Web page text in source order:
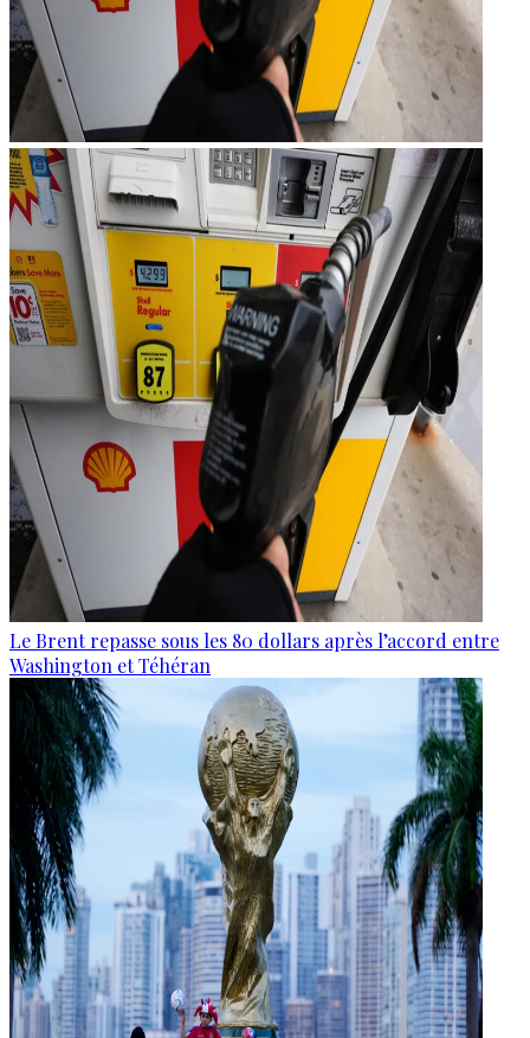
Le Brent repasse sous les 80 dollars après l’accord entre
Washington et Téhéran